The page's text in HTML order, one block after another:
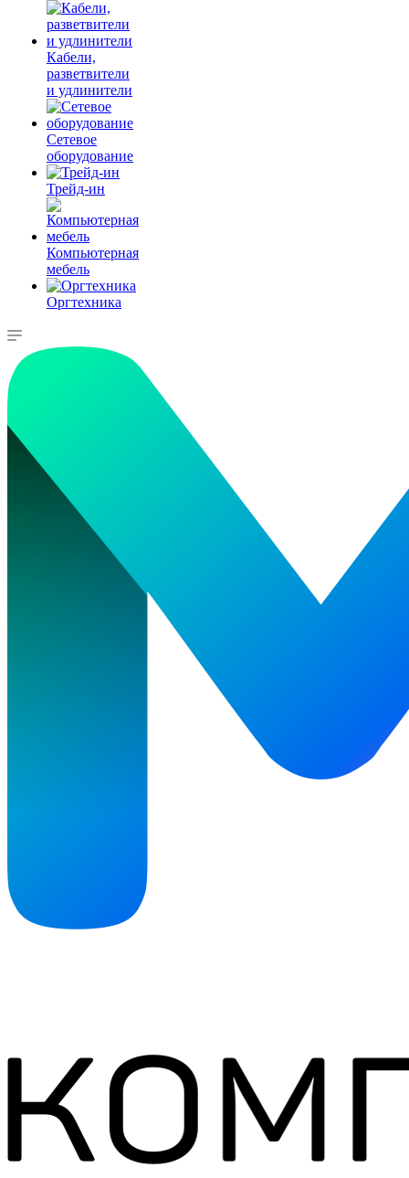
Кабели,
разветвители
и удлинители
Сетевое
оборудование
Трейд-ин
Компьютерная
мебель
Оргтехника